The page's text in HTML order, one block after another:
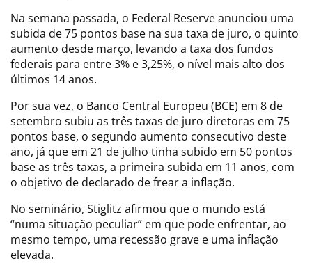
Na semana passada, o Federal Reserve anunciou uma
subida de 75 pontos base na sua taxa de juro, o quinto
aumento desde março, levando a taxa dos fundos
federais para entre 3% e 3,25%, o nível mais alto dos
últimos 14 anos.
Por sua vez, o Banco Central Europeu (BCE) em 8 de
setembro subiu as três taxas de juro diretoras em 75
pontos base, o segundo aumento consecutivo deste
ano, já que em 21 de julho tinha subido em 50 pontos
base as três taxas, a primeira subida em 11 anos, com
o objetivo de declarado de frear a inflação.
No seminário, Stiglitz afirmou que o mundo está
“numa situação peculiar” em que pode enfrentar, ao
mesmo tempo, uma recessão grave e uma inflação
elevada.